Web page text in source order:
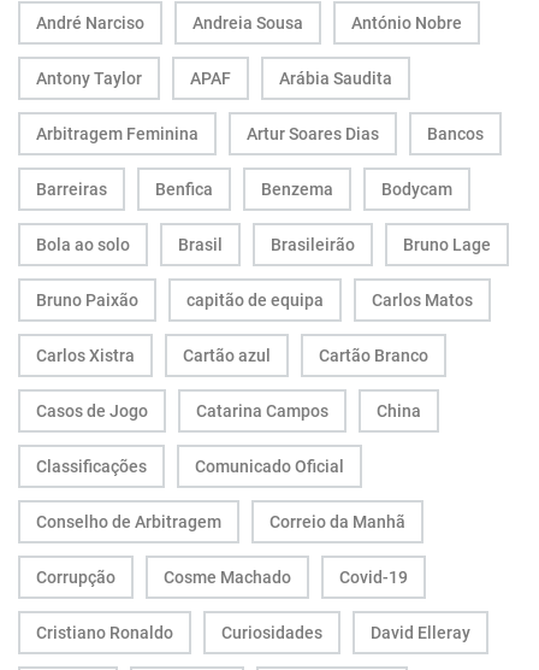
André Narciso Andreia Sousa António Nobre
Antony Taylor APAF Arábia Saudita
Arbitragem Feminina Artur Soares Dias Bancos
Barreiras Benfica Benzema Bodycam
Bola ao solo Brasil Brasileirão Bruno Lage
Bruno Paixão capitão de equipa Carlos Matos
Carlos Xistra Cartão azul Cartão Branco
Casos de Jogo Catarina Campos China
Classificações Comunicado Oficial
Conselho de Arbitragem Correio da Manhã
Corrupção Cosme Machado Covid-19
Cristiano Ronaldo Curiosidades David Elleray